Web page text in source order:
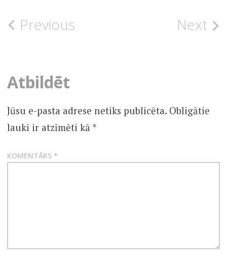
UNCATEGORISED
Post
Previous Next
Atbildēt
Jūsu e-pasta adrese netiks publicēta. Obligātie
lauki ir atzīmēti kā *
KOMENTĀRS *